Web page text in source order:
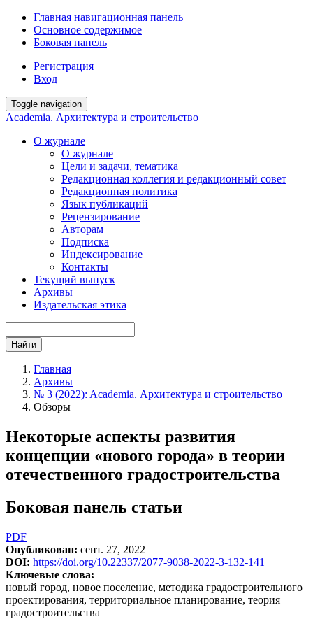
Главная навигационная панель
Основное содержимое
Боковая панель
Регистрация
Вход
Toggle navigation
Academia. Архитектура и строительство
О журнале
О журнале
Цели и задачи, тематика
Редакционная коллегия и редакционный совет
Редакционная политика
Язык публикаций
Рецензирование
Авторам
Подписка
Индексирование
Контакты
Текущий выпуск
Архивы
Издательская этика
Найти
Главная
Архивы
№ 3 (2022): Academia. Архитектура и строительство
Обзоры
Некоторые аспекты развития
концепции «нового города» в теории
отечественного градостроительства
Боковая панель статьи
PDF
Опубликован: сент. 27, 2022
DOI: https://doi.org/10.22337/2077-9038-2022-3-132-141
Ключевые слова:
новый город, новое поселение, методика градостроительного
проектирования, территориальное планирование, теория
градостроительства